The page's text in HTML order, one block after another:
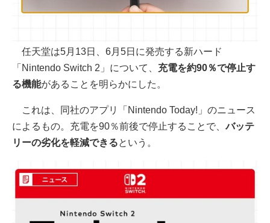
任天堂は5月13日、6月5日に発売する新ハード
「Nintendo Switch 2」について、 充電を約90％で停止す
る機能があることを明らかにした。
これは、同社のアプリ「Nintendo Today!」のニュース
によるもの。充電を90％前後で停止することで、バッテ
リーの劣化を軽減できるという。